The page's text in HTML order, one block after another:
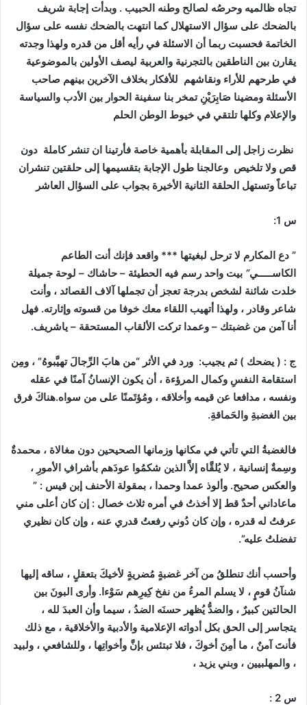
تجاه ظالميه وحرصُه لصالح وطنه الحبيب . وبدأت إجابة شريف
بالضحك على سؤال الاستهلال كما انتهت بالضحك نفسه على سؤال
الخاتمة فحسبت ربما أن الاسئلة في رأيه أقل من قدره ولهذا وجدته
يقارن بين الناطقين بالتجرنية والعربية ليصف الأولين بالموضوعية
في طرحهم للأراء ونقاشهم للأفكار بخلاف الآخرين بينهم صاحب
الأسئلة ومضينا صَابِرَيْنِ تمخر بنا سفينة الحوار بين الأدب والسياسة
والإعلام وكلها تلتقي في خيوط الوطن الحلم
نظرت زاجل إلى المقابلة بأهمية خاصة فأرتينا ان تنشر كاملة دون
قص ولا تلخيص وعالجنا طول الإجابة بتقسيمها إلى حلقتين تنشران
تباعاًوتستهل الحلقة الثانية الأخيرة بجواب على السؤال العاشر
س 1:
” دع المكارم لا ترحل لبغيتها *** واقعد فإنك أنت الطاعم
الكاســـــي“ بيت واحد رسم فيه الحطيئة – حاشاك – لوحة جميلة
خلدت شائنة لشخص بدرجة تعجز أن تجملها آلاف القصائد ، وأنت
شاعر وقادر ، ولهذا أتهيب اللقاء معك خوفا من قسوته وإثارته. فهل
أنا آمن من غضبتك – وعمدا تركت الألقاب المستحقة – ياشريف.
ج : ( يضحك ) ثم يجيب: ورد في الأثر “من هابَ الرِّجالَ تهيَّبوهُ” ، ومِن
استقامة النفسِ وكمال المرؤءة ، أن يكون الإنسانُ آمنًا في عقله
ونفسه ، مدافعا عن قيمه وأخلاقه ، ومُؤتَمنًا على من سواه.هناكَ فرق
بين الغضبةِ والحَماقةِ.
فالغضبةُ التي تأتي في مكانها وزمانها الصحيحين دون مغالاة ، محمدةٌ
وسِمةٌ إنسانية ، لا يُلقَّاه إلاَّ الذين شكمُوا عودَهم بأشرافِ الأمورِ ،
والعكس صحيح. وألوذ عمدا وحمدا ، بمقولة الأحنف إبن قيس : ”
ماعاداني أحدٌ قط إلا أخذتُ في أمره ثلاث خصال : إن كان أعلى مني
عرفتُ له قدره ، وإن كان دُوني رفعتُ قدري عنه ، وإن كان نظيري
تفضلتُ عليه”.
وأحسب أنك تنطلقُ من آخر غضبةٍ مُضريةٍ لأخيكَ بتعقلٍ ، ساقه إليها
شنآنُ قومٍ ، لا يسلم المرءُ من نفخ كِيرِهم سَوْءا. وأرى البونَ بين
الحالتين كبيرٌ ، والضدُّ يُظهر حسنَه الضدُ ، سيما وأن العبدَ لله ،
يتجاسر إلى الحق بكل أدواته الإعلامية والأدبية والأخلاقية ، مع ذلك
فأنتَ آمنٌ ، ما أمِنَ أخوكَ ، فلا تبتئس بإنَّ وأخواتِها ، وللشافعي ، ولبيد
، والمهلبيين ، وبني يزيد ،
س 2 :